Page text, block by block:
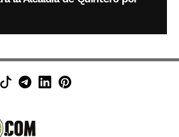
en Facebook
en Instagram
en X (Twitter)
Minuto30 en TikTok
Canal de Minuto30 en
Minuto30 en LinkedIn
Minuto30 en